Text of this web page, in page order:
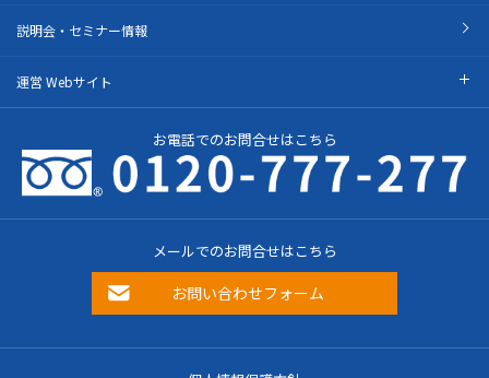
説明会・セミナー情報
運営 Webサイト
お電話でのお問合せはこちら
メールでのお問合せはこちら
お問い合わせフォーム